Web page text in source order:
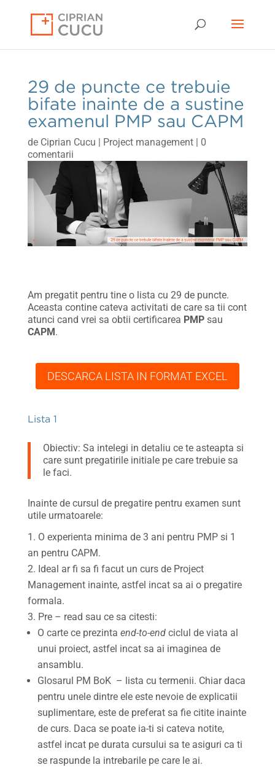
29 de puncte ce trebuie
bifate inainte de a sustine
examenul PMP sau CAPM
de Ciprian Cucu | Project management| 0
comentarii
Am pregatit pentru tine o lista cu 29 de puncte.
Aceasta contine cateva activitati de care sa tii cont
atunci cand vrei sa obtii certificarea PMPsau
CAPM .
DESCARCA LISTA IN FORMAT EXCEL
Lista 1
Obiectiv: Sa intelegi in detaliu ce te asteapta si
care sunt pregatirile initiale pe care trebuie sa
le faci.
Inainte de cursul de pregatire pentru examen sunt
utile urmatoarele:
O experienta minima de 3 ani pentru PMP si 1
an pentru CAPM.
Ideal ar fi sa fi facut un curs de Project
Management inainte, astfel incat sa ai o pregatire
formala.
Pre – read sau ce sa citesti:
O carte ce prezinta end-to-endciclul de viata al
unui proiect, astfel incat sa ai imaginea de
ansamblu.
Glosarul PM BoK – lista cu termenii. Chiar daca
pentru unele dintre ele este nevoie de explicatii
suplimentare, este de preferat sa fie citite inainte
de curs. Daca se poate ia-ti si cateva notite,
astfel incat pe durata cursului sa te asiguri ca ti
se raspunde la intrebarile pe care le ai.